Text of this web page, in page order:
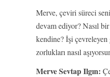
Merve, çeviri süreci
devam ediyor? Nasıl
kendine? İşi
zorlukları nasıl
Merve Sevtap Ilgın: